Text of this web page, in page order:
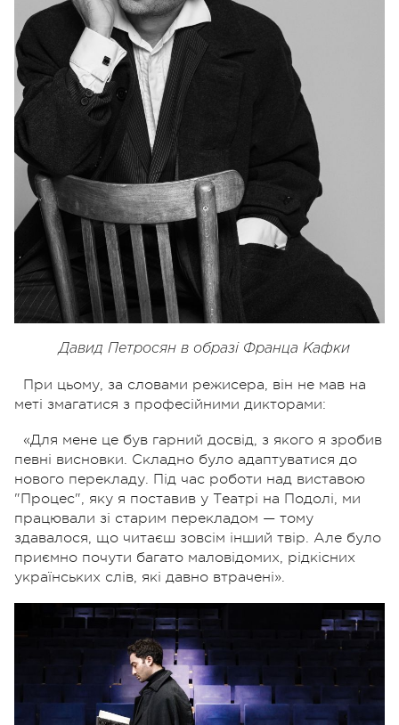
Давид Петросян в образі Франца Кафки
При цьому, за словами режисера, він не мав на
меті змагатися з професійними дикторами:
«Для мене це був гарний досвід, з якого я зробив
певні висновки. Складно було адаптуватися до
нового перекладу. Під час роботи над виставою
"Процес", яку я поставив у Театрі на Подолі, ми
працювали зі старим перекладом — тому
здавалося, що читаєш зовсім інший твір. Але було
приємно почути багато маловідомих, рідкісних
українських слів, які давно втрачені».